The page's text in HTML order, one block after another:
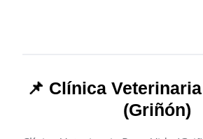
📌 Clínica
(Griñón)